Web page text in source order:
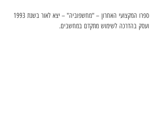
ספרו המקצועי האחרון – "מחשפוביה" – יצא לאור בשנת
ועסק בהדרכה לשימוש מתקדם במחשבים.